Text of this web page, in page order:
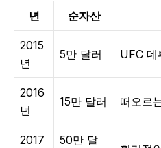
년 순자산
2015
년
5만 달러 UFC 데
2016
년
15만 달러 떠오르
2017
50만 달